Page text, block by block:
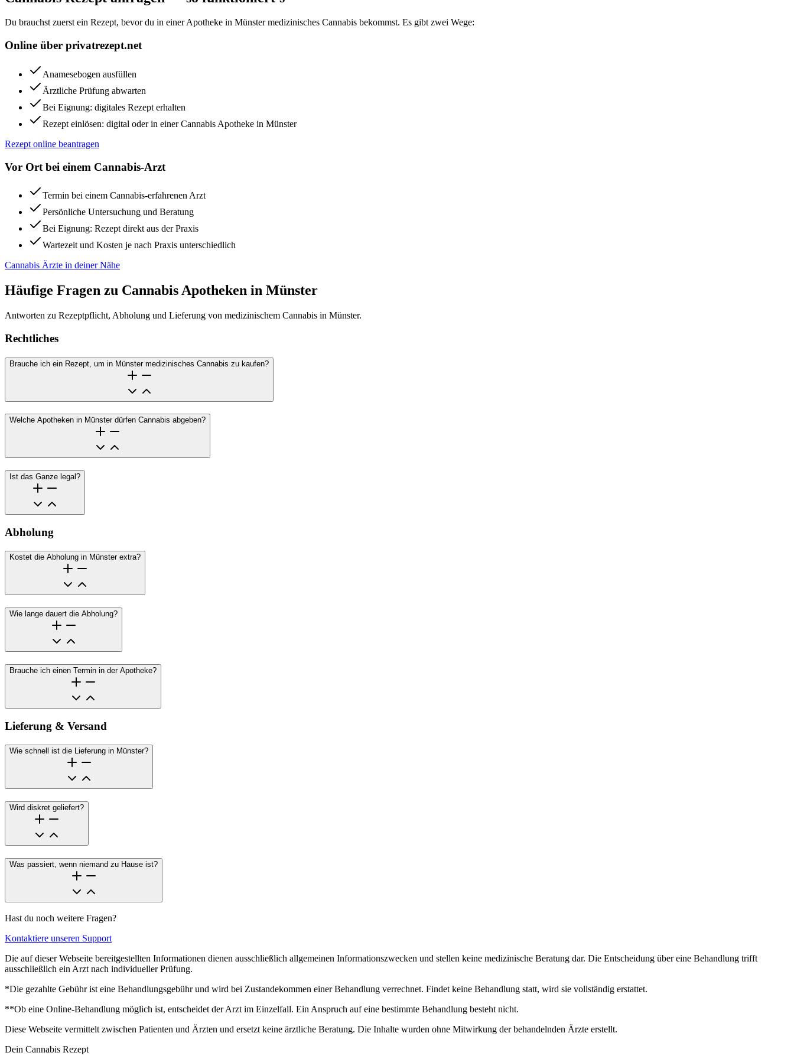
Du brauchst zuerst ein Rezept, bevor du in einer Apotheke in Münstermedizinisches Cannabis bekommst. Es gibt zwei Wege:
Online über privatrezept.net
Anamesebogen ausfüllen
Ärztliche Prüfung abwarten
Bei Eignung: digitales Rezept erhalten
Rezept einlösen: digital oder in einer Cannabis Apotheke in Münster
Rezept online beantragen
Vor Ort bei einem Cannabis-Arzt
Termin bei einem Cannabis-erfahrenen Arzt
Persönliche Untersuchung und Beratung
Bei Eignung: Rezept direkt aus der Praxis
Wartezeit und Kosten je nach Praxis unterschiedlich
Cannabis Ärzte in deiner Nähe
Häufige Fragen zu Cannabis Apotheken in Münster
Antworten zu Rezeptpflicht, Abholung und Lieferung von medizinischem Cannabis in Münster.
Rechtliches
Brauche ich ein Rezept, um in Münster medizinisches Cannabis zu kaufen?
Welche Apotheken in Münster dürfen Cannabis abgeben?
Ist das Ganze legal?
Abholung
Kostet die Abholung in Münster extra?
Wie lange dauert die Abholung?
Brauche ich einen Termin in der Apotheke?
Lieferung & Versand
Wie schnell ist die Lieferung in Münster?
Wird diskret geliefert?
Was passiert, wenn niemand zu Hause ist?
Hast du noch weitere Fragen?
Kontaktiere unseren Support
Die auf dieser Webseite bereitgestellten Informationen dienen ausschließlich allgemeinen Informationszwecken und stellen keine medizinische Beratung dar. Die Entscheidung über eine Behandlung trifft
ausschließlich ein Arzt nach individueller Prüfung.
*Die gezahlte Gebühr ist eine Behandlungsgebühr und wird bei Zustandekommen einer Behandlung verrechnet. Findet keine Behandlung statt, wird sie vollständig erstattet.
**Ob eine Online-Behandlung möglich ist, entscheidet der Arzt im Einzelfall. Ein Anspruch auf eine bestimmte Behandlung besteht nicht.
Diese Webseite vermittelt zwischen Patienten und Ärzten und ersetzt keine ärztliche Beratung. Die Inhalte wurden ohne Mitwirkung der behandelnden Ärzte erstellt.
Dein Cannabis Rezept